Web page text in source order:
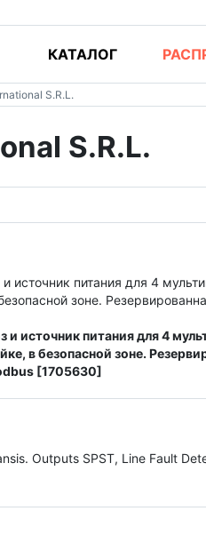
КАТАЛОГ
S.R.L.
S.R.L.
источник питания для 4
зоне.
источник питания для 4
в безопасной зоне.
[1705630]
Outputs SPST, Line Fault